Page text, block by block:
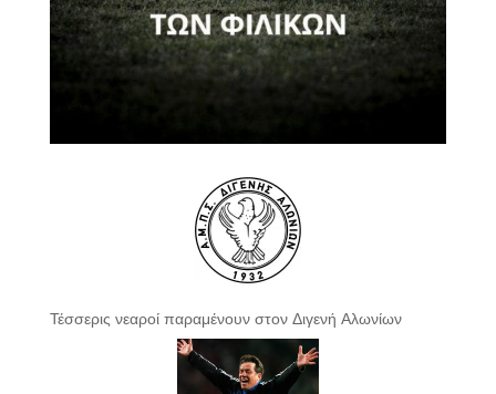
Τέσσερις νεαροί παραμένουν στον Διγενή Αλωνίων